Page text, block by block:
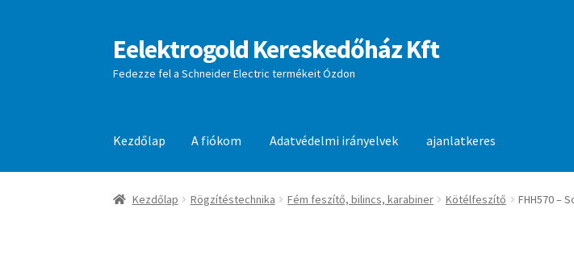
Ugrás
a
navigációhoz
Kilépés
a
tartalomba
Eelektrogold Kereskedőház Kft
Fedezze fel a Schneider Electric termékeit Ózdon
Kezdőlap A fiókom Adatvédelmi irányelvek ajanlatkeres
Kezdőlap A fiókom Adatvédelmi irányelvek ajanlatkeres
Kezdőlap Rögzítéstechnika Fém feszítő, bilincs, karabiner Kötélfeszítő FHH570 –